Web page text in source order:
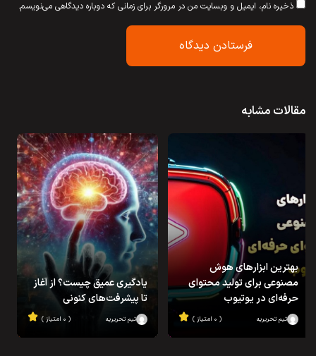
ذخیره نام، ایمیل و وبسایت من در مرورگر برای زمانی که دوباره دیدگاهی می‌نویسم.
مقالات مشابه
بهترین ابزارهای هوش
مصنوعی برای تولید محتوای
حرفه‌ای در یوتیوب
تیم تحریریه ( ۰ امتیاز )
یادگیری عمیق چیست؟ از آغاز
تا پیشرفت‌های کنونی
تیم تحریریه ( ۰ امتیاز )